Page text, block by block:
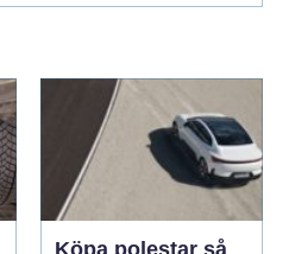
Köpa polestar så